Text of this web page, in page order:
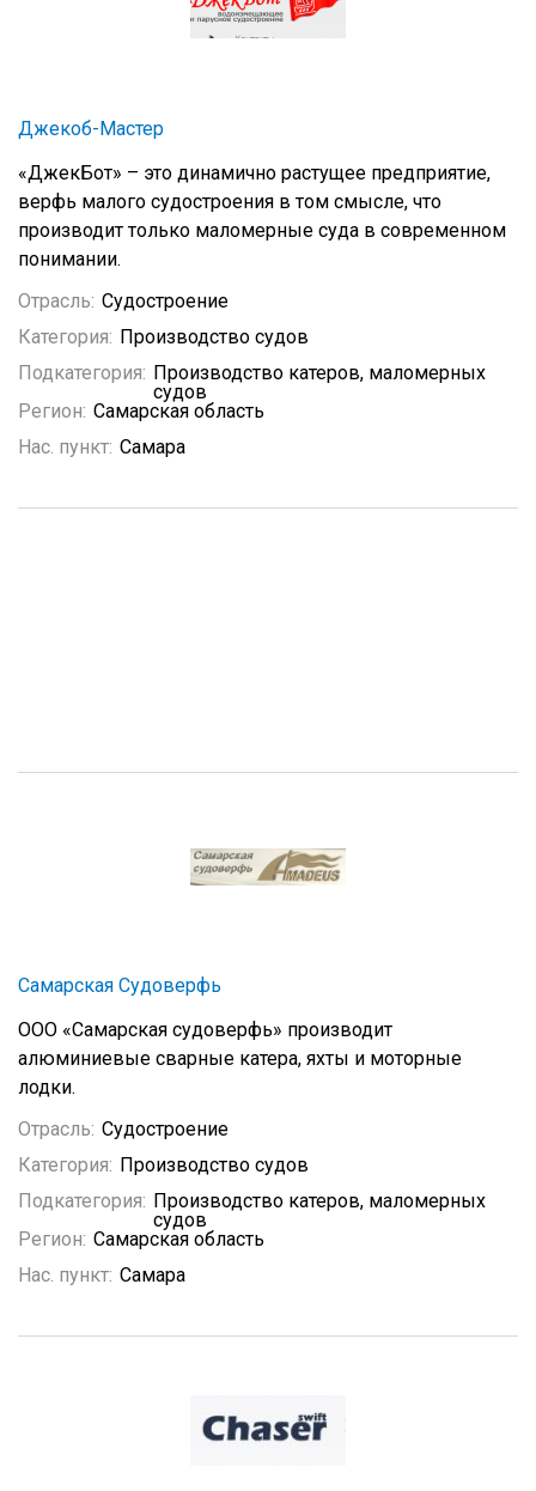
Джекоб-Мастер
«ДжекБот» – это динамично растущее предприятие,
верфь малого судостроения в том смысле, что
производит только маломерные суда в современном
понимании.
Отрасль: Судостроение
Категория: Производство судов
Подкатегория: Производство катеров, маломерных
судов
Регион: Самарская область
Нас. пункт: Самара
Самарская Судоверфь
ООО «Самарская судоверфь» производит
алюминиевые сварные катера, яхты и моторные
лодки.
Отрасль: Судостроение
Категория: Производство судов
Подкатегория: Производство катеров, маломерных
судов
Регион: Самарская область
Нас. пункт: Самара